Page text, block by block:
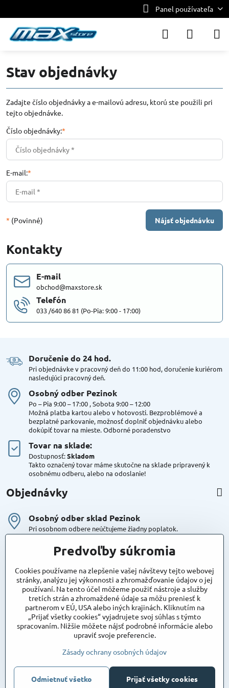
Panel používateľa
Stav objednávky
Zadajte číslo objednávky a e-mailovú adresu, ktorú ste použili pri
tejto objednávke.
Číslo objednávky:*
E-mail:*
* (Povinné) Nájsť objednávku
Kontakty
E-mail
obchod@maxstore.sk
Telefón
033 /640 86 81 (Po-Pia: 9:00 - 17:00)
Doručenie do 24 hod​.
Pri objednávke v pracovný deň do 11:00 hod, doručenie kuriérom
nasledujúci pracovný deň.
Osobný odber Pezinok
Po – Pia 9:00 – 17:00 , Sobota 9:00 – 12:00
Možná platba kartou alebo v hotovosti. Bezproblémové a
bezplatné parkovanie, možnosť doplniť objednávku alebo
dokúpiť tovar na mieste. Odborné poradenstvo
Tovar na sklade:
Dostupnosť:Skladom
Takto označený tovar máme skutočne na sklade pripravený k
osobnému odberu, alebo na odoslanie!
Objednávky
Osobný odber sklad Pezinok
Pri osobnom odbere neúčtujeme žiadny poplatok.
Kuriér DPD , Geis
Cena za dopravu:
Maxstore
Bratislavská 79
Areál Satina
90201 Pezinok
vjazd do areálu z Bratislavskej ulice
Súradnice pre GPS:
48°16'48.83"N, 17°15'39.45"E
©
Copyright
Predvoľby súkromia
Cookies používame na zlepšenie vašej návštevy tejto webovej
stránky, analýzu jej výkonnosti a zhromažďovanie údajov o jej
používaní. Na tento účel môžeme použiť nástroje a služby
tretích strán a zhromaždené údaje sa môžu preniesť k
partnerom v EÚ, USA alebo iných krajinách. Kliknutím na
„Prijať všetky cookies“ vyjadrujete svoj súhlas s týmto
spracovaním. Nižšie môžete nájsť podrobné informácie alebo
upraviť svoje preferencie.
Zásady ochrany osobných údajov
Prijať všetky cookies
Odmietnuť všetko